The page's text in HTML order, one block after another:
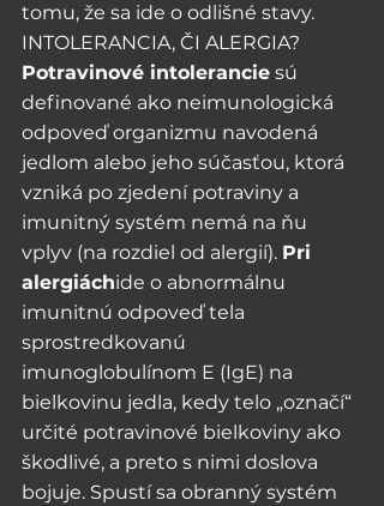
tomu, že sa ide o odlišné stavy.
INTOLERANCIA, ČI ALERGIA?
Potravinové intolerancie sú
definované ako neimunologická
odpoveď organizmu navodená
jedlom alebo jeho súčasťou, ktorá
vzniká po zjedení potraviny a
imunitný systém nemá na ňu
vplyv (na rozdiel od alergií). Pri
alergiáchide o abnormálnu
imunitnú odpoveď tela
sprostredkovanú
imunoglobulínom E (IgE) na
bielkovinu jedla, kedy telo „označí“
určité potravinové bielkoviny ako
škodlivé, a preto s nimi doslova
bojuje. Spustí sa obranný systém